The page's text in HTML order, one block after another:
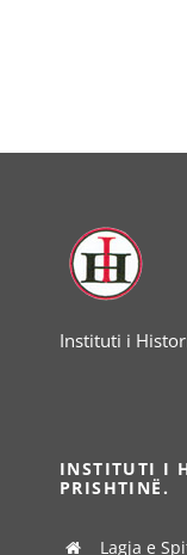
Instituti i
INSTITUTI I
PRISHTINË.
Lagja e